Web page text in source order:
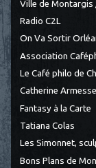
Ville de Montargis
Radio C2L
On Va Sortir
Association
Le Café philo de
Catherine
Fantasy à la Carte
Tatiana Colas
Les Simonnet,
Bons Plans de